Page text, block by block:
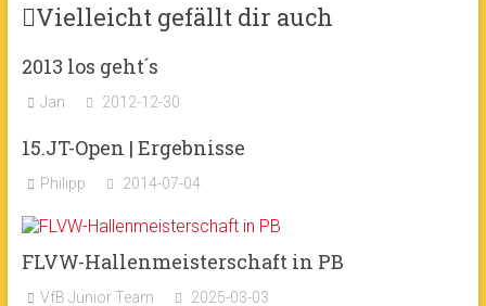
Vielleicht gefällt dir auch
2013 los geht´s
Jan 2012-12-30
15.JT-Open | Ergebnisse
Philipp 2014-07-04
FLVW-Hallenmeisterschaft in PB
VfB Junior Team 2025-03-03